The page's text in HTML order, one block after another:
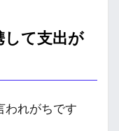
て支出が
われがちです